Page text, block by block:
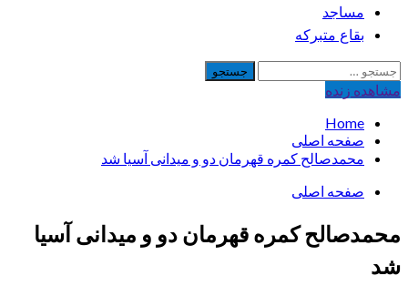
مساجد
بقاع متبرکه
جستجو
برای:
مشاهده‌ زنده
Home
صفحه اصلی
محمدصالح کمره قهرمان دو و میدانی آسیا شد
صفحه اصلی
محمدصالح کمره قهرمان دو و میدانی آسیا
شد